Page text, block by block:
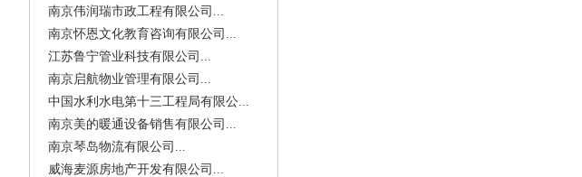
南京伟润瑞市政工程有限公司...
南京怀恩文化教育咨询有限公司...
江苏鲁宁管业科技有限公司...
南京启航物业管理有限公司...
中国水利水电第十三工程局有限公...
南京美的暖通设备销售有限公司...
南京琴岛物流有限公司...
威海麦源房地产开发有限公司...